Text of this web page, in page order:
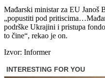
Mađarski ministar za EU Janoš
„popustiti pod
podrške Ukrajini i pristupa
to čine“, rekao je on.
Izvor: Informer